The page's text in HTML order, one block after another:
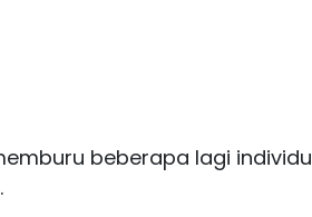
beberapa lagi individu